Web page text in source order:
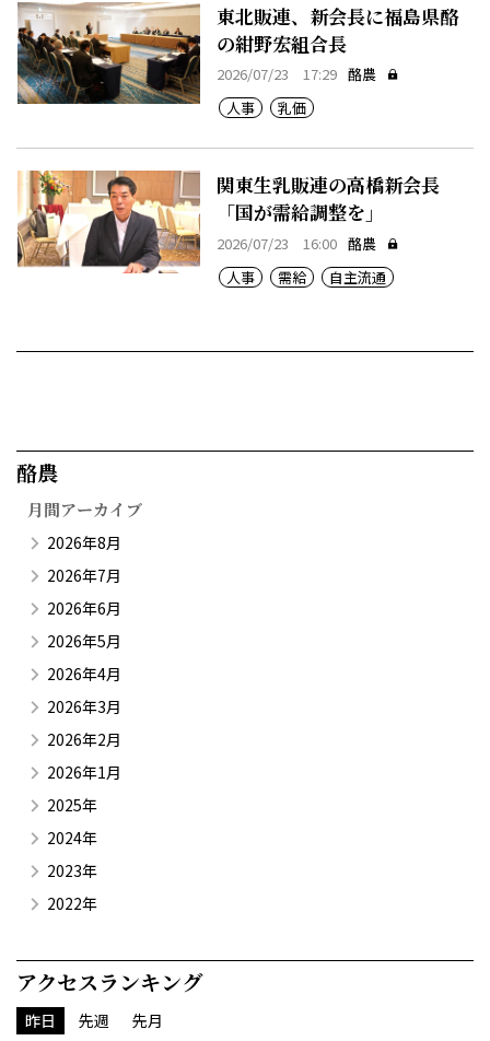
東北販連、新会長に福島県酪
の紺野宏組合長
2026/07/23 17:29 酪農
人事
乳価
関東生乳販連の高橋新会長
「国が需給調整を」
2026/07/23 16:00 酪農
人事
需給 自主流通
酪農​
月間アーカイブ
2026年8月
2026年7月
2026年6月
2026年5月
2026年4月
2026年3月
2026年2月
2026年1月
2025年
2024年
2023年
2022年
アクセスランキング
昨日 先週 先月